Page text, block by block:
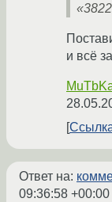
и всё
Ответ на:
09:36:58 +00:00